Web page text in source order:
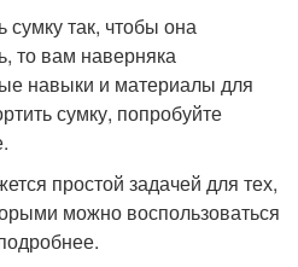
сумку так, чтобы она
то вам наверняка
навыки и материалы для
сумку, попробуйте
простой задачей для тех,
можно воспользоваться